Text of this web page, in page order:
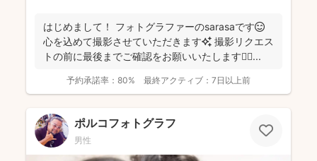
はじめまして！ フォトグラファーのsarasaです😊
心を込めて撮影させていただきます✨ 撮影リクエス
トの前に最後までご確認をお願いいたします🙇‍♀️ ...
予約承諾率： 80% 最終アクティブ： 7日以上前
ポルコフォトグラフ
男性